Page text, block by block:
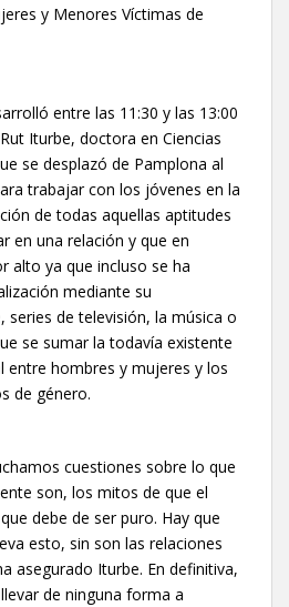
y Menores Víctimas de
entre las 11:30 y las 13:00
Iturbe, doctora en Ciencias
se desplazó de Pamplona al
trabajar con los jóvenes en la
de todas aquellas aptitudes
en una relación y que en
alto ya que incluso se ha
mediante su
series de televisión, la música o
se sumar la todavía existente
entre hombres y mujeres y los
de género.
cuestiones sobre lo que
son, los mitos de que el
debe de ser puro. Hay que
esto, sin son las relaciones
asegurado Iturbe. En definitiva,
de ninguna forma a